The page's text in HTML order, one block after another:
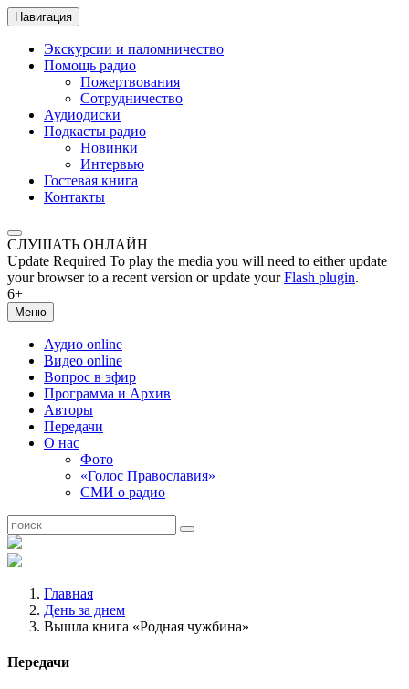
Навигация
Экскурсии и паломничество
Помощь радио
Пожертвования
Сотрудничество
Аудиодиски
Подкасты радио
Новинки
Интервью
Гостевая книга
Контакты
СЛУШАТЬ ОНЛАЙН
Update Required To play the media you will need to either update
your browser to a recent version or update yourFlash plugin.
6+
Меню
Аудио online
Видео online
Вопрос в эфир
Программа и Архив
Авторы
Передачи
О нас
Фото
«Голос Православия»
СМИ о радио
Главная
День за днем
Вышла книга «Родная чужбина»
Передачи